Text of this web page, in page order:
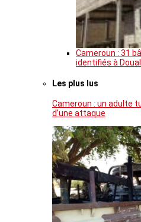
Cameroun : 31
identifiés à
Les plus lus
Cameroun : un adulte
d’une attaque